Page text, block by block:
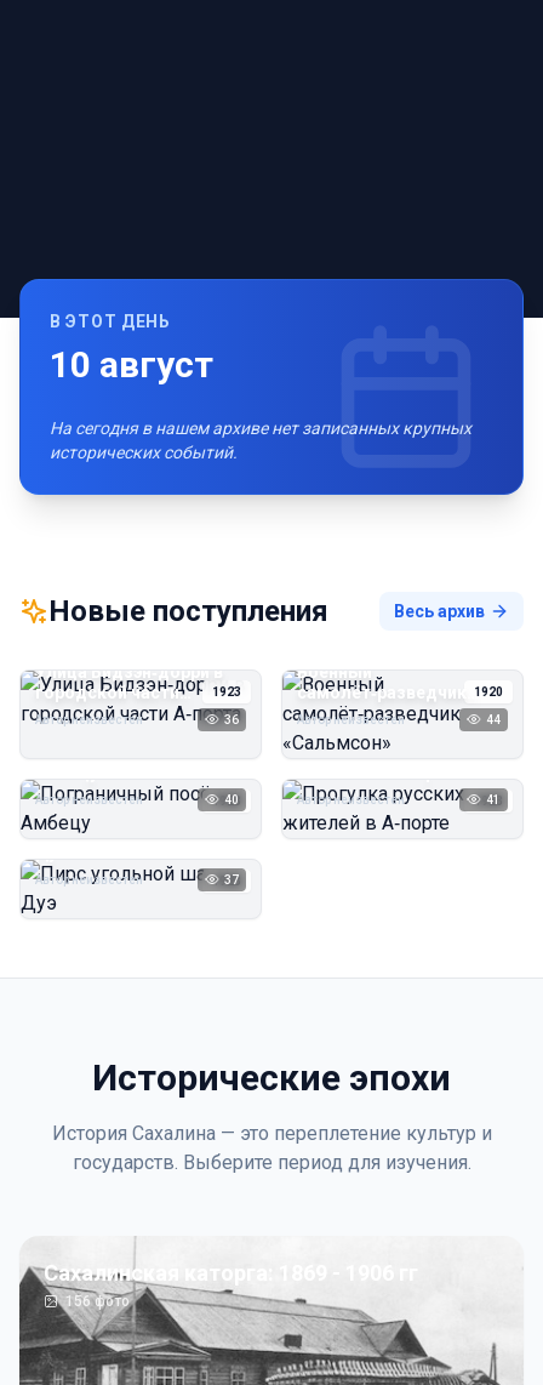
В ЭТОТ ДЕНЬ
10 август
На сегодня в нашем архиве нет записанных крупных
исторических событий.
Новые поступления Весь архив
1923
Улица Бидзэн‑дорри в
городской части
А‑порта
Автор неизвестен 36
1920
Военный
самолёт‑разведчик
«Сальмсон»
Автор неизвестен 44
1923
Автор неизвестен 40 1923
Прогулка русских
Автор неизвестен 41
1923
Пирс угольной шахты
Автор неизвестен 37
Исторические эпохи
История Сахалина — это переплетение культур и
государств. Выберите период для изучения.
Сахалинская каторга: 1869 - 1906 гг
156фото